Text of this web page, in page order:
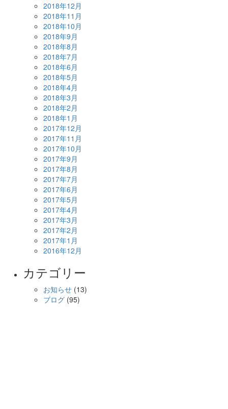
2018年12月
2018年11月
2018年10月
2018年9月
2018年8月
2018年7月
2018年6月
2018年5月
2018年4月
2018年3月
2018年2月
2018年1月
2017年12月
2017年11月
2017年10月
2017年9月
2017年8月
2017年7月
2017年6月
2017年5月
2017年4月
2017年3月
2017年2月
2017年1月
2016年12月
カテゴリー
お知らせ (13)
ブログ (95)